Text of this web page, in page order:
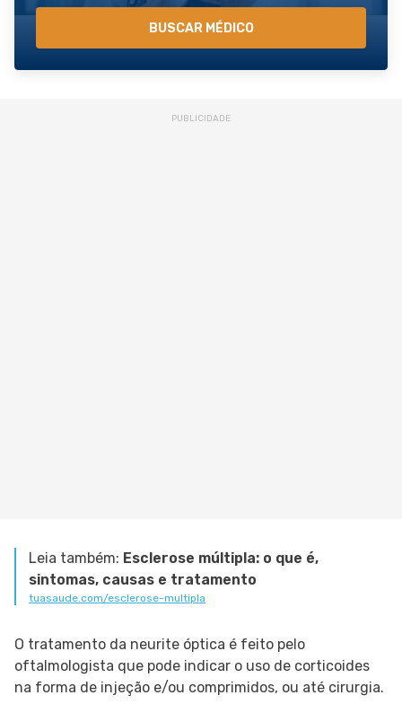
BUSCAR MÉDICO
Leia também: Esclerose múltipla: o que é,
sintomas, causas e tratamento
tuasaude.com/esclerose-multipla
O tratamento da neurite óptica é feito pelo
oftalmologista que pode indicar o uso de corticoides
na forma de injeção e/ou comprimidos, ou até cirurgia.